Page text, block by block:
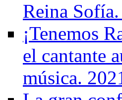
Reina
¡Tenemos
el cantante
música.